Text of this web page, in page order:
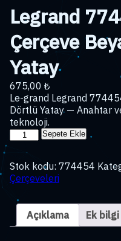
Legrand
Çerçeve
Yatay
675,00 ₺
Le-grand Legrand
Dörtlü Yatay — Anahtar
teknoloji.
Legrand
Çerçeve
Beyaz
Dörtlü
Yatay
adet
Sepete Ekle
Stok kodu: 774454
Çerçeveleri
Açıklama Ek bilgi